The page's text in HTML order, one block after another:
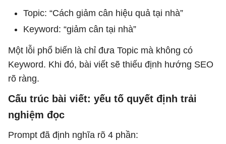
Topic: “Cách giảm cân hiệu quả tại nhà”
Keyword: “giảm cân tại nhà”
Một lỗi phổ biến là chỉ đưa Topic mà không có
Keyword. Khi đó, bài viết sẽ thiếu định hướng SEO
rõ ràng.
Cấu trúc bài viết: yếu tố quyết định trải
nghiệm đọc
Prompt đã định nghĩa rõ 4 phần: